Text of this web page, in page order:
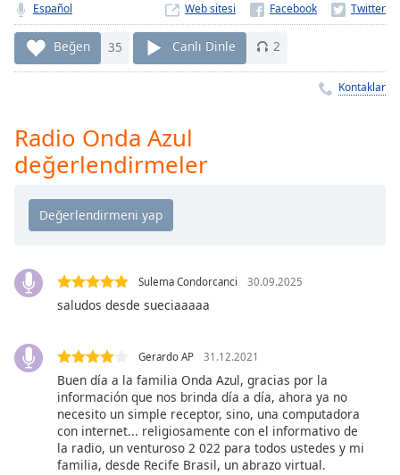
live LIVE
Remaining
Time-
Playback
Rate
Chapters
Chapters
descriptions
off
Subtitles
subtitles
settings,
opens
subtitles
settings
Español Web sitesi
Beğen 35 Canlı Dinle 2
Kontaklar
Radio Onda Azul
değerlendirmeler
Sulema Condorcanci 30.09.2025
saludos desde sueciaaaaa
Gerardo AP 31.12.2021
Buen día a la familia Onda Azul, gracias por la
información que nos brinda día a día, ahora ya no
necesito un simple receptor, sino, una computadora
con internet... religiosamente con el informativo de
la radio, un venturoso 2 022 para todos ustedes y mi
familia, desde Recife Brasil, un abrazo virtual.